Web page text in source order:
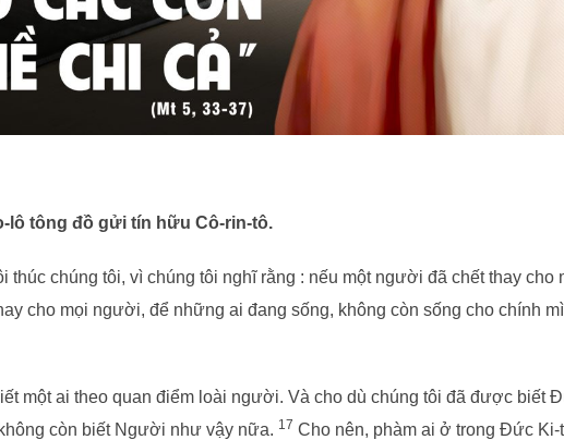
lô tông đồ gửi tín hữu Cô-rin-tô.
thúc chúng tôi, vì chúng tôi nghĩ rằng : nếu một người đã chết thay cho
cho mọi người, để những ai đang sống, không còn sống cho chính
một ai theo quan điểm loài người. Và cho dù chúng tôi đã được biết
còn biết Người như vậy nữa. 17 Cho nên, phàm ai ở trong Đức Ki-